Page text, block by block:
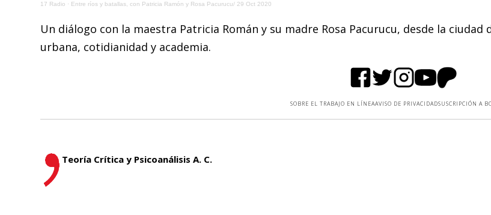
17 Radio · Entre ríos y batallas, con Patricia Ramón y Rosa Pacurucu/ 29 Oct 2020
Un diálogo con la maestra Patricia Román y su madre Rosa Pacurucu, desde la
urbana, cotidianidad y academia.
SOBRE EL TRABAJO EN LÍNEAAVISO DE PRIVACIDADSUSCRIPCIÓN A
Teoría Crítica y Psicoanálisis A. C.